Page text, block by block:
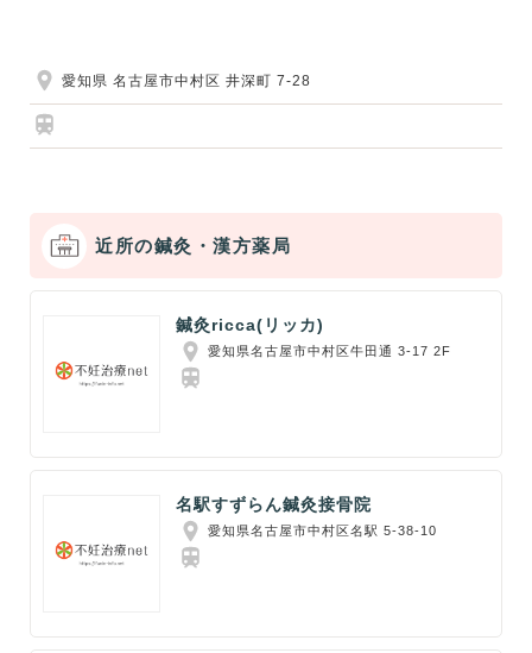
愛知県 名古屋市中村区 井深町 7-28
近所の鍼灸・漢方薬局
鍼灸ricca(リッカ)
愛知県名古屋市中村区牛田通 3-17 2F
名駅すずらん鍼灸接骨院
愛知県名古屋市中村区名駅 5‐38‐10